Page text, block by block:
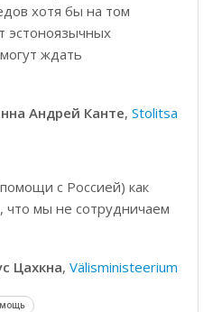
хотя бы на том
эстоноязычных
ждать
Андрей Канте,Stolitsa
с Россией) как
что мы не сотрудничаем
Цахкна,Välisministeerium